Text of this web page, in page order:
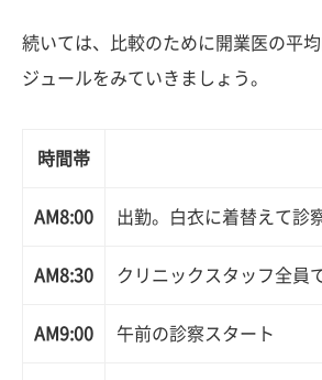
続いては、比較のために開業医の平
ジュールをみていきましょう。
時間帯
AM8:00 出勤。白衣に着替えて診
AM8:30 クリニックスタッフ全員
AM9:00 午前の診察スタート